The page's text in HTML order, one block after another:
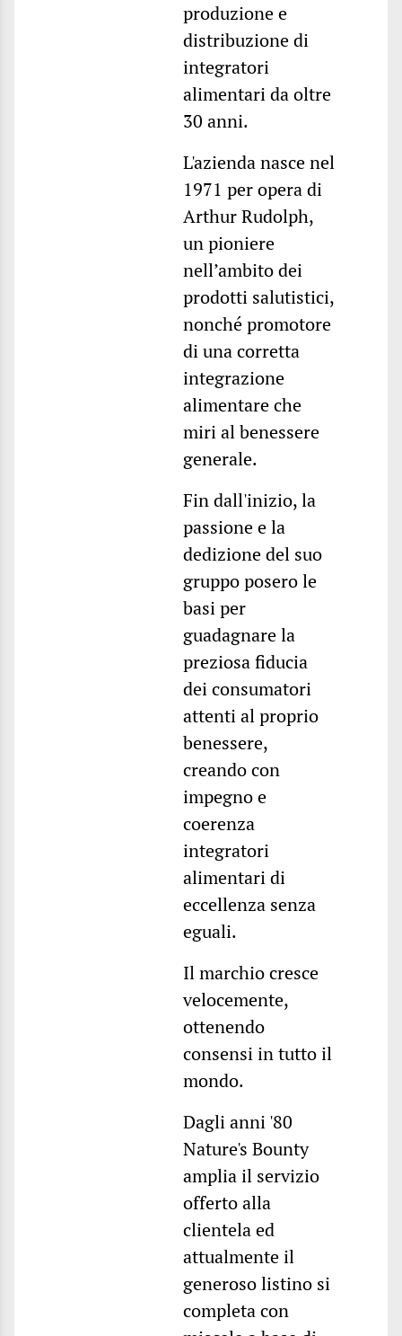
produzione e
distribuzione di
integratori
alimentari da oltre
30 anni.
L'azienda nasce nel
1971 per opera di
Arthur Rudolph,
un pioniere
nell’ambito dei
prodotti salutistici,
nonché promotore
di una corretta
integrazione
alimentare che
miri al benessere
generale.
Fin dall'inizio, la
passione e la
dedizione del suo
gruppo posero le
basi per
guadagnare la
preziosa fiducia
dei consumatori
attenti al proprio
benessere,
creando con
impegno e
coerenza
integratori
alimentari di
eccellenza senza
eguali.
Il marchio cresce
velocemente,
ottenendo
consensi in tutto il
mondo.
Dagli anni '80
Nature's Bounty
amplia il servizio
offerto alla
clientela ed
attualmente il
generoso listino si
completa con